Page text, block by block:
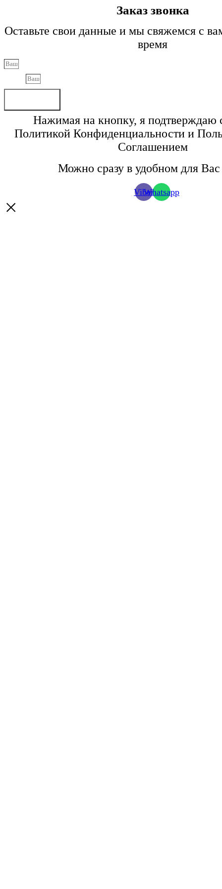
Заказ звонка
Оставьте свои данные и мы свяжемся с
время
Нажимая на кнопку, я подтверждаю
Политикой Конфиденциальности и
Соглашением
Можно сразу в удобном для Вас
ViberWhatsapp